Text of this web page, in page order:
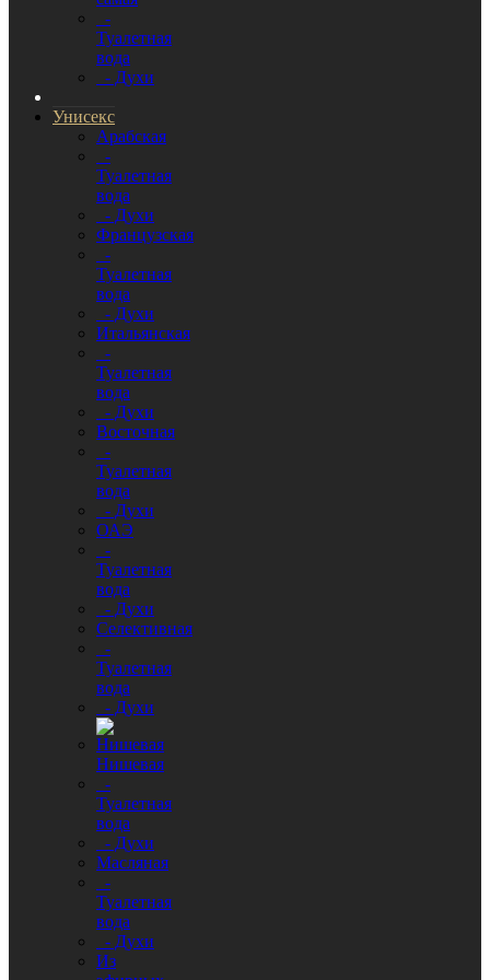
-
Туалетная
вода
- Духи
Унисекс
Арабская
-
Туалетная
вода
- Духи
Французская
-
Туалетная
вода
- Духи
Итальянская
-
Туалетная
вода
- Духи
Восточная
-
Туалетная
вода
- Духи
ОАЭ
-
Туалетная
вода
- Духи
Селективная
-
Туалетная
вода
- Духи
Нишевая
-
Туалетная
вода
- Духи
Масляная
-
Туалетная
вода
- Духи
Из